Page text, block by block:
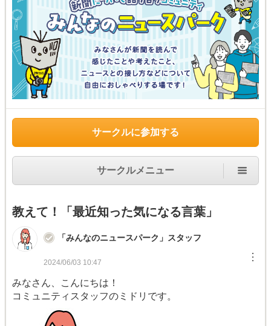
サークルに参加する
サークルメニュー
教えて！「最近知った気になる言葉」
「みんなのニュースパーク」スタッフ
2024/06/03 10:47 ︙
みなさん、こんにちは！
コミュニティスタッフのミドリです。